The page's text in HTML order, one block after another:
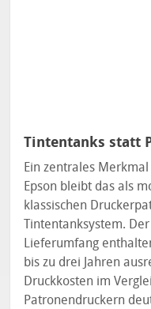
Tintentanks statt
Ein zentrales
Epson bleibt das als
klassischen
Tintentanksystem.
Lieferumfang
bis zu drei Jahren
Druckkosten im
Patronendruckern